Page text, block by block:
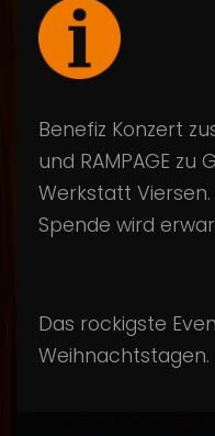
Benefiz Konzert
und RAMPAGE zu
Werkstatt
Spende wird
Das rockigste
Weihnachtstagen.